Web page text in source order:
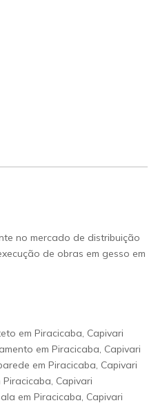
no mercado de distribuição
de obras em gesso em
em Piracicaba, Capivari
em Piracicaba, Capivari
em Piracicaba, Capivari
Capivari
em Piracicaba, Capivari